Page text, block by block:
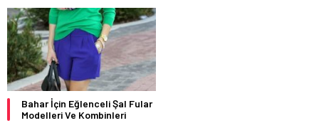
Bahar İçin Eğlenceli Şal Fular
Modelleri Ve Kombinleri